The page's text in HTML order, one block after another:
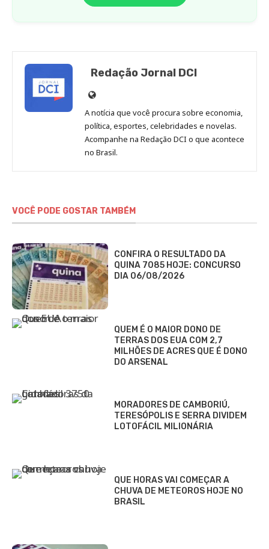
Redação Jornal DCI
Site
de
Redação
Jornal
DCI
A notícia que você procura sobre economia,
política, esportes, celebridades e novelas.
Acompanhe na Redação DCI o que acontece
no Brasil.
VOCÊ PODE GOSTAR TAMBÉM
CONFIRA O RESULTADO DA
QUINA 7085 HOJE: CONCURSO
DIA 06/08/2026
QUEM É O MAIOR DONO DE
TERRAS DOS EUA COM 2,7
MILHÕES DE ACRES QUE É DONO
DO ARSENAL
MORADORES DE CAMBORIÚ,
TERESÓPOLIS E SERRA DIVIDEM
LOTOFÁCIL MILIONÁRIA
QUE HORAS VAI COMEÇAR A
CHUVA DE METEOROS HOJE NO
BRASIL